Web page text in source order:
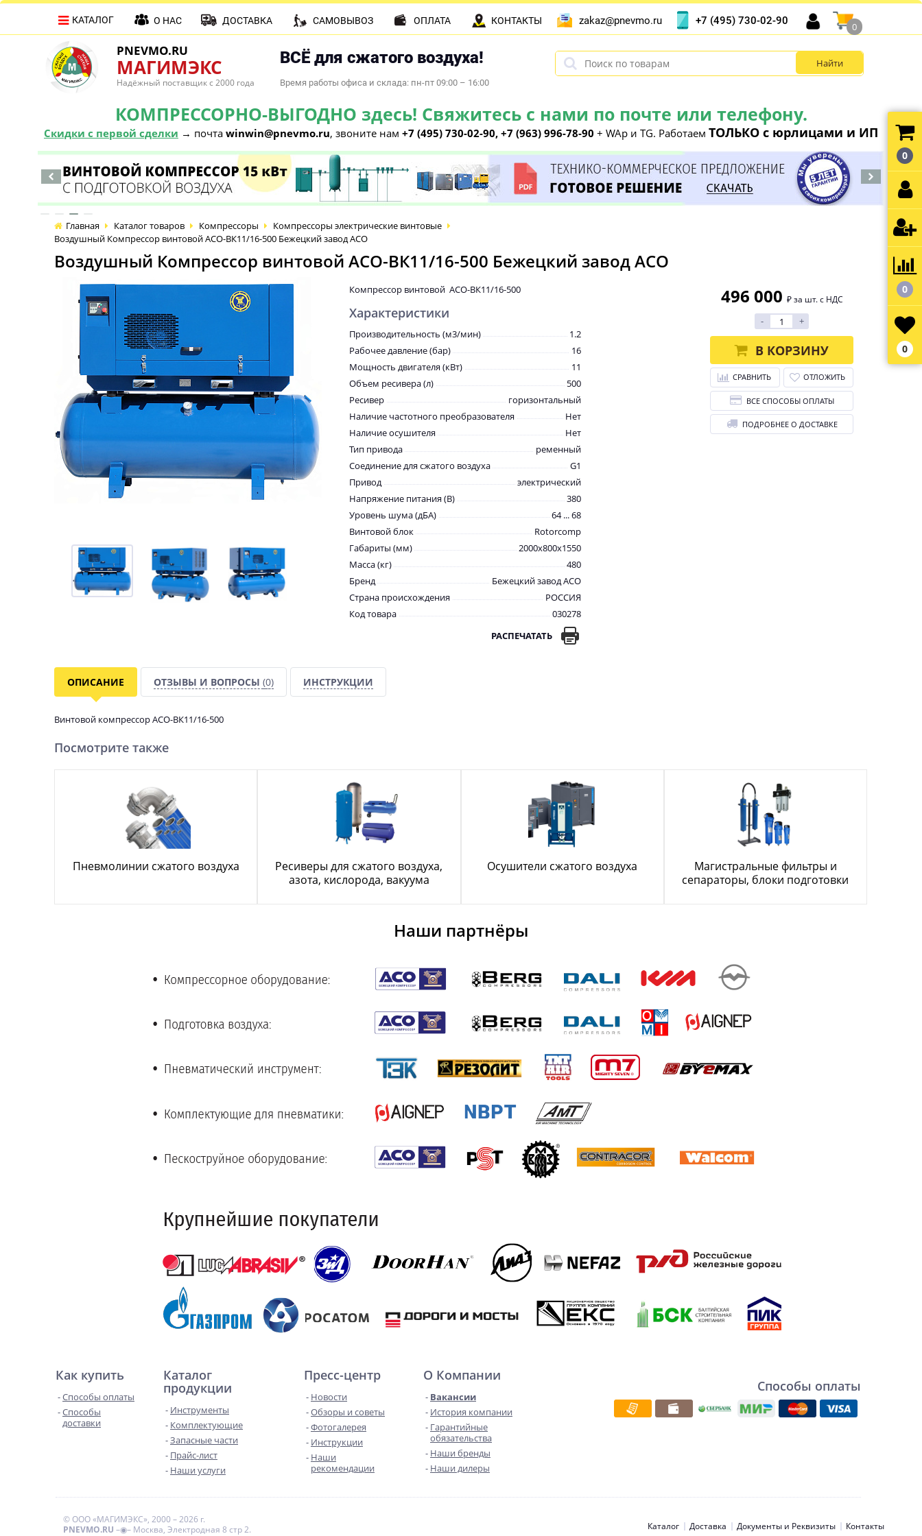
PNEVMO.RU
МАГИМЭКС
Надёжный поставщик с 2000 года
ВСЁ для сжатого воздуха!
Время работы офиса и склада: пн-пт 09:00 – 16:00
КОМПРЕССОРНО-ВЫГОДНО здесь! Свяжитесь с нами по почте или телефону.
Скидки с первой сделки → почта winwin@pnevmo.ru, звоните нам +7 (495) 730-02-90, +7 (963) 996-78-90 + WAp и TG. Работаем ТОЛЬКО с юрлицами и ИП
КАТАЛОГ О НАС ДОСТАВКА САМОВЫВОЗ ОПЛАТА КОНТАКТЫ zakaz@pnevmo.ru +7 (495) 730-02-90
0
Главная Каталог товаров Компрессоры
Компрессоры электрические винтовые
Воздушный Компрессор винтовой АСО-ВК11/16-500 Бежецкий завод АСО
Воздушный Компрессор винтовой АСО-ВК11/16-500 Бежецкий завод АСО
Компрессор винтовой АСО-ВК11/16-500
Характеристики
Производительность (м3/мин)
1.2
Рабочее давление (бар)
16
Мощность двигателя (кВт)
11
Объем ресивера (л)
500
Ресивер
горизонтальный
Наличие частотного преобразователя
Нет
Наличие осушителя
Нет
Тип привода
ременный
Соединение для сжатого воздуха
G1
Привод
электрический
Напряжение питания (В)
380
Уровень шума (дБА)
64 ... 68
Винтовой блок
Rotorcomp
Габариты (мм)
2000x800x1550
Масса (кг)
480
Бренд
Бежецкий завод АСО
Страна происхождения
РОССИЯ
Код товара
030278
РАСПЕЧАТАТЬ
496 000 ₽ за шт. с НДС
- +
В КОРЗИНУ
СРАВНИТЬ ОТЛОЖИТЬ
ВСЕ СПОСОБЫ ОПЛАТЫ
ПОДРОБНЕЕ О ДОСТАВКЕ
ОПИСАНИЕ ОТЗЫВЫ И ВОПРОСЫ (0) ИНСТРУКЦИИ
Винтовой компрессор АСО-ВК11/16-500
Посмотрите также
Пневмолинии сжатого воздуха
Ресиверы для сжатого воздуха,
азота, кислорода, вакуума
Осушители сжатого воздуха
Магистральные фильтры и
сепараторы, блоки подготовки
Наши партнёры
Как купить
Способы оплаты
Способы
доставки
Каталог
продукции
Инструменты
Комплектующие
Запасные части
Прайс-лист
Наши услуги
Пресс-центр
Новости
Обзоры и советы
Фотогалерея
Инструкции
Наши
рекомендации
О Компании
Вакансии
История компании
Гарантийные
обязательства
Наши бренды
Наши дилеры
Способы оплаты
© ООО «МАГИМЭКС», 2000 – 2026 г.
PNEVMO.RU –◉– Москва, Электродная 8 стр 2.
Каталог Доставка Документы и Реквизиты Контакты
0
0
0